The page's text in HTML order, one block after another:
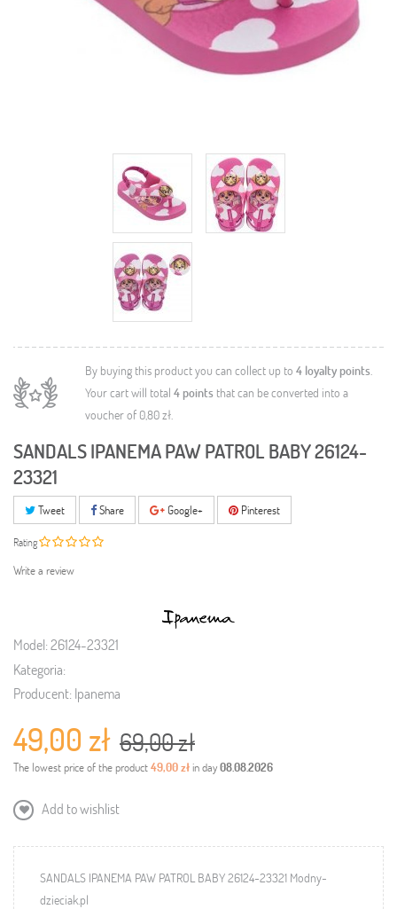
By buying this product you can collect up to 4 loyalty points.
Your cart will total 4points that can be converted into a
voucher of 0,80 zł.
SANDALS IPANEMA PAW PATROL BABY 26124-
23321
Tweet Share Google+ Pinterest
Rating
Write a review
Model:26124-23321
Kategoria:
Producent: Ipanema
49,00 zł 69,00 zł
The lowest price of the product49,00 złin day08.08.2026
Add to wishlist
SANDALS IPANEMA PAW PATROL BABY 26124-23321 Modny-
dzieciak.pl